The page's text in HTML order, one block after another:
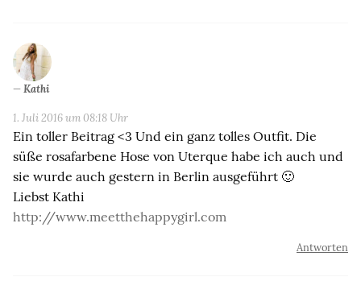
Kathi
1. Juli 2016 um 08:18 Uhr
Ein toller Beitrag <3 Und ein ganz tolles Outfit. Die
süße rosafarbene Hose von Uterque habe ich auch und
sie wurde auch gestern in Berlin ausgeführt 🙂
Liebst Kathi
http://www.meetthehappygirl.com
Antworten